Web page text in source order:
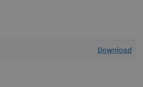
Download